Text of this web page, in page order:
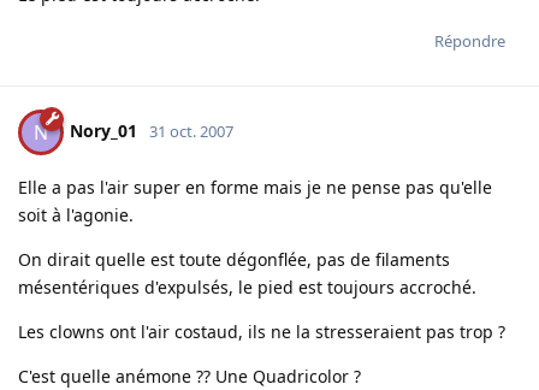
Répondre
N Nory_01 31 oct. 2007
Elle a pas l'air super en forme mais je ne pense pas qu'elle
soit à l'agonie.
On dirait quelle est toute dégonflée, pas de filaments
mésentériques d'expulsés, le pied est toujours accroché.
Les clowns ont l'air costaud, ils ne la stresseraient pas trop ?
C'est quelle anémone ?? Une Quadricolor ?